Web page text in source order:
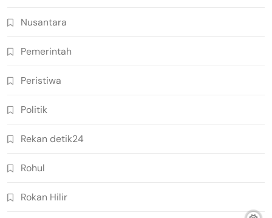
Nusantara
Pemerintah
Peristiwa
Politik
Rekan detik24
Rohul
Rokan Hilir